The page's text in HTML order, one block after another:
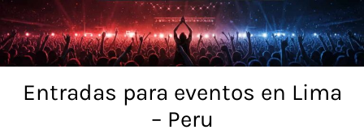
Skip
to
content
Entradas para eventos en Lima
– Peru